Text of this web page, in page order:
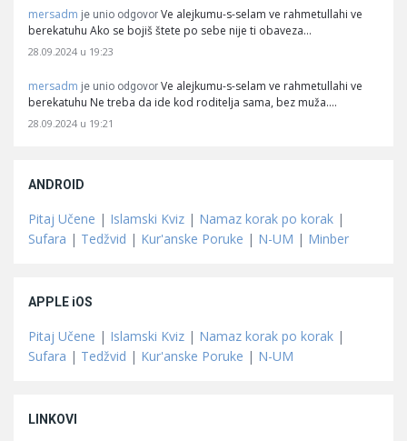
mersadm je unio odgovor Ve alejkumu-s-selam ve rahmetullahi ve
berekatuhu Ako se bojiš štete po sebe nije ti obaveza…
28.09.2024 u 19:23
mersadm je unio odgovor Ve alejkumu-s-selam ve rahmetullahi ve
berekatuhu Ne treba da ide kod roditelja sama, bez muža.…
28.09.2024 u 19:21
ANDROID
Pitaj Učene | Islamski Kviz | Namaz korak po korak |
Sufara | Tedžvid | Kur'anske Poruke | N-UM | Minber
APPLE iOS
Pitaj Učene | Islamski Kviz | Namaz korak po korak |
Sufara | Tedžvid | Kur'anske Poruke | N-UM
LINKOVI